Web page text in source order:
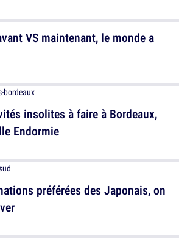
VS maintenant, le monde a
préférées des Japonais, on
insolites à faire à Bordeaux,
Endormie